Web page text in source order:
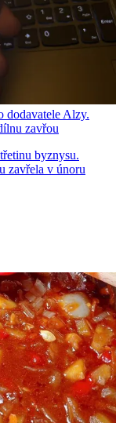
dodavatele Alzy.
zavřou
byznysu.
zavřela v únoru